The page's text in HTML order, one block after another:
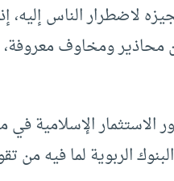
لاضطرار الناس إليه،
محاذير ومخاوف
الاستثمار الإسلامية في
الربوية لما فيه من